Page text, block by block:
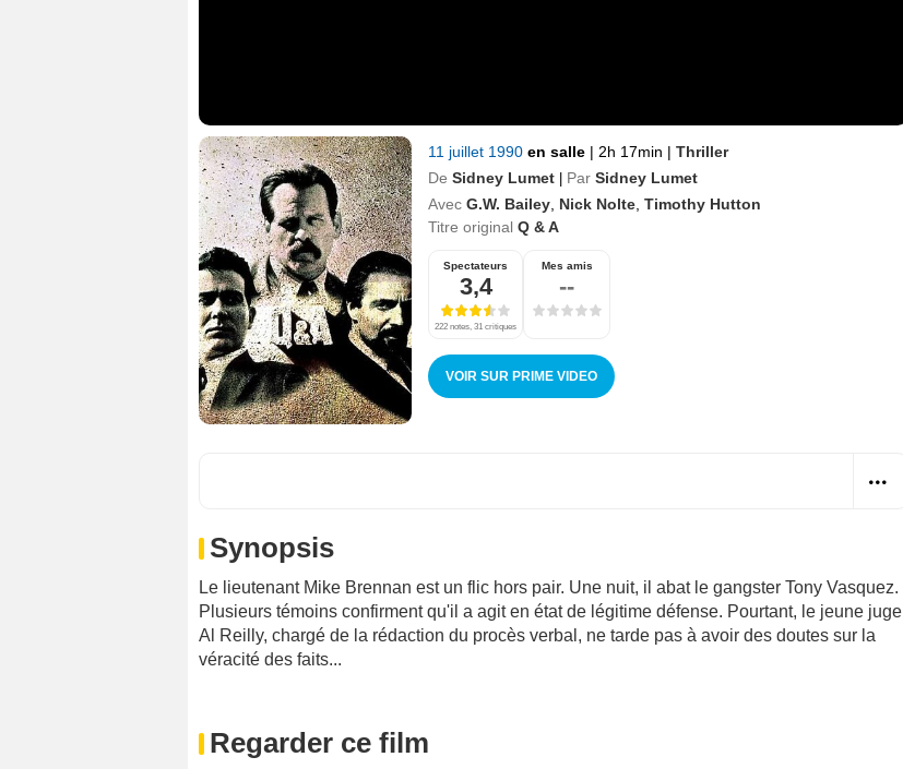
11 juillet 1990 en salle | 2h 17min | Thriller
De Sidney Lumet | Par Sidney Lumet
Avec G.W. Bailey Nick Nolte Timothy Hutton
Titre original Q & A
Spectateurs
3,4
222 notes, 31 critiques
Mes amis
--
VOIR SUR PRIME VIDEO
Synopsis
Le lieutenant Mike Brennan est un flic hors pair. Une nuit, il abat le gangster Tony Vasquez.
Plusieurs témoins confirment qu'il a agit en état de légitime défense. Pourtant, le jeune juge
Al Reilly, chargé de la rédaction du procès verbal, ne tarde pas à avoir des doutes sur la
véracité des faits...
Regarder ce film